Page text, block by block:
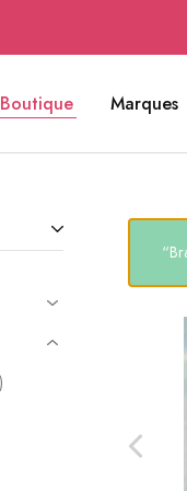
Boutique Marques